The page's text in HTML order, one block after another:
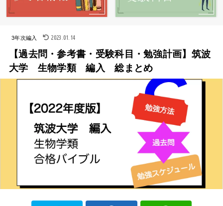
3年次編入 2023.01.14
【過去問・参考書・受験科目・勉強計画】筑波
大学 生物学類 編入 総まとめ